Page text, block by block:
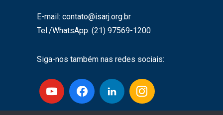
E-mail: contato@isarj.org.br
Tel./WhatsApp: (21) 97569-1200
Siga-nos também nas redes sociais: